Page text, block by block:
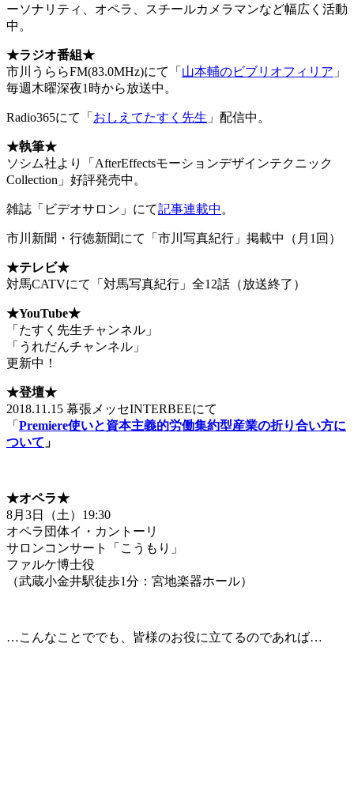
ーソナリティ、オペラ、スチールカメラマンなど幅広く活動
中。
★ラジオ番組★
市川うららFM(83.0MHz)にて「 山本輔のビブリオフィリア 」
毎週木曜深夜1時から放送中。
Radio365にて「 おしえてたすく先生 」配信中。
★執筆★
ソシム社より「AfterEffectsモーションデザインテクニック
Collection」好評発売中。
雑誌「ビデオサロン」にて記事連載中 。
市川新聞・行徳新聞にて「市川写真紀行」掲載中（月1回）
★テレビ★
対馬CATVにて「対馬写真紀行」全12話（放送終了）
★YouTube★
「たすく先生チャンネル」
「うれだんチャンネル」
更新中！
★登壇★
2018.11.15 幕張メッセINTERBEEにて
「 Premiere使いと資本主義的労働集約型産業の折り合い方に
ついて 」
★オペラ★
8月3日（土）19:30
オペラ団体イ・カントーリ
サロンコンサート「こうもり」
ファルケ博士役
（武蔵小金井駅徒歩1分：宮地楽器ホール）
…こんなことででも、皆様のお役に立てるのであれば…